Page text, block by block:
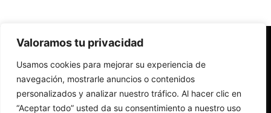
Valoramos tu privacidad
Usamos cookies para mejorar su experiencia de
navegación, mostrarle anuncios o contenidos
personalizados y analizar nuestro tráfico. Al hacer clic en
“Aceptar todo” usted da su consentimiento a nuestro uso
Redes Cristianas
Una mirada alternativa sobre la Iglesia católica y la sociedad
- Colectivos de Redes Cristianas